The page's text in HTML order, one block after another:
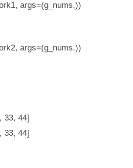
args=(g_nums,))
args=(g_nums,))
33, 44]
33, 44]